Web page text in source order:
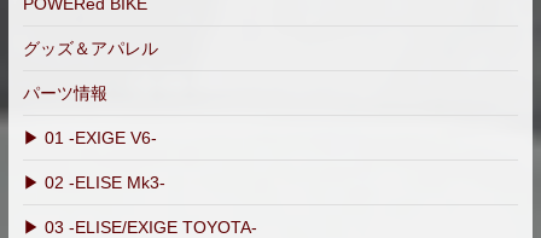
グッズ＆アパレル
パーツ情報
▶ 01 -EXIGE V6-
▶ 02 -ELISE Mk3-
▶ 03 -ELISE/EXIGE TOYOTA-